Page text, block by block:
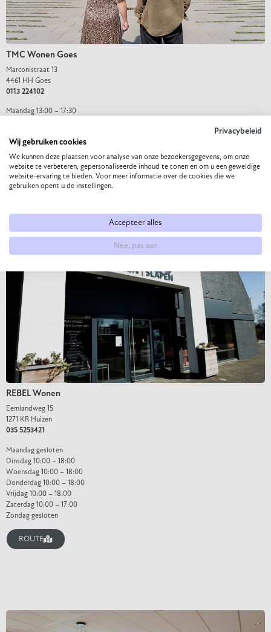
TMC Wonen Goes
Marconistraat 13
4461 HH Goes
0113 224102
Maandag 13:00 – 17:30
Donderdag 09:30 – 21:00
Vrijdag 09:30 – 17:30
Zaterdag 09:30 – 17:00
Zondag gesloten
REBEL Wonen
Eemlandweg 15
1271 KR Huizen
035 5253421
Maandag gesloten
Dinsdag 10:00 – 18:00
Woensdag 10:00 – 18:00
Donderdag 10:00 – 18:00
Vrijdag 10:00 – 18:00
Zaterdag 10:00 – 17:00
Zondag gesloten
ROUTE
Privacybeleid
Wij gebruiken cookies
We kunnen deze plaatsen voor analyse van onze bezoekersgegevens, om onze
website te verbeteren, gepersonaliseerde inhoud te tonen en om u een geweldige
website-ervaring te bieden. Voor meer informatie over de cookies die we
gebruiken opent u de instellingen.
Accepteer alles
Nee, pas aan